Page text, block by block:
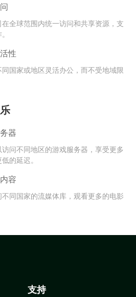
在全球范围内统一访问和共享资源，支
性
国家或地区灵活办公，而不受地域限
器
问不同地区的游戏服务器，享受更多
的延迟。
容
同国家的流媒体库，观看更多的电影
支持